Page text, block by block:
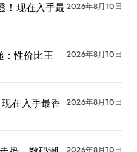
！现在入手最2026年8月10日
：性价比王
2026年8月10日
在入手最香
2026年8月10日
2026年8月10日